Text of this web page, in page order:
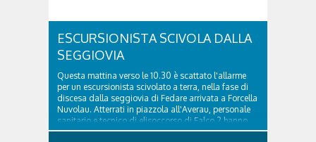
ESCURSIONISTA SCIVOLA DALLA
SEGGIOVIA
Questa mattina verso le 10.30 è scattato l'allarme
per un escursionista scivolato a terra, nella fase di
discesa dalla seggiovia di Fedare arrivata a Forcella
Nuvolau. Atterrati in piazzola all'Averau, personale
sanitario e tecnico di elisoccorso di Falco 2 hanno
raggiunto il 74enne di Teolo...